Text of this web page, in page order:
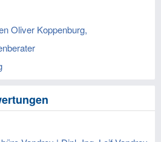
Oliver Koppenburg,